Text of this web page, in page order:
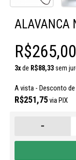
ALAVANCA
R$265,00
3xde R$88,33 sem
A vista - Desconto de
R$251,75via PIX
-